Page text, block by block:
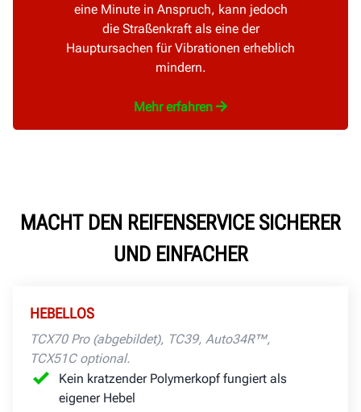
eine Minute in Anspruch, kann jedoch
die Straßenkraft als eine der
Hauptursachen für Vibrationen erheblich
mindern.
Mehr erfahren
MACHT DEN REIFENSERVICE SICHERER
UND EINFACHER
HEBELLOS
TCX70 Pro (abgebildet), TC39, Auto34R™,
TCX51C optional.
Kein kratzender Polymerkopf fungiert als
eigener Hebel